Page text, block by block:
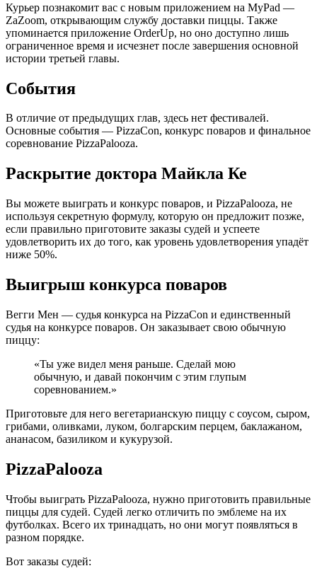
Курьер познакомит вас с новым приложением на MyPad —
ZaZoom, открывающим службу доставки пиццы. Также
упоминается приложение OrderUp, но оно доступно лишь
ограниченное время и исчезнет после завершения основной
истории третьей главы.
События
В отличие от предыдущих глав, здесь нет фестивалей.
Основные события — PizzaCon, конкурс поваров и финальное
соревнование PizzaPalooza.
Раскрытие доктора Майкла Ке
Вы можете выиграть и конкурс поваров, и PizzaPalooza, не
используя секретную формулу, которую он предложит позже,
если правильно приготовите заказы судей и успеете
удовлетворить их до того, как уровень удовлетворения упадёт
ниже 50%.
Выигрыш конкурса поваров
Вегги Мен — судья конкурса на PizzaCon и единственный
судья на конкурсе поваров. Он заказывает свою обычную
пиццу:
«Ты уже видел меня раньше. Сделай мою
обычную, и давай покончим с этим глупым
соревнованием.»
Приготовьте для него вегетарианскую пиццу с соусом, сыром,
грибами, оливками, луком, болгарским перцем, баклажаном,
ананасом, базиликом и кукурузой.
PizzaPalooza
Чтобы выиграть PizzaPalooza, нужно приготовить правильные
пиццы для судей. Судей легко отличить по эмблеме на их
футболках. Всего их тринадцать, но они могут появляться в
разном порядке.
Вот заказы судей: